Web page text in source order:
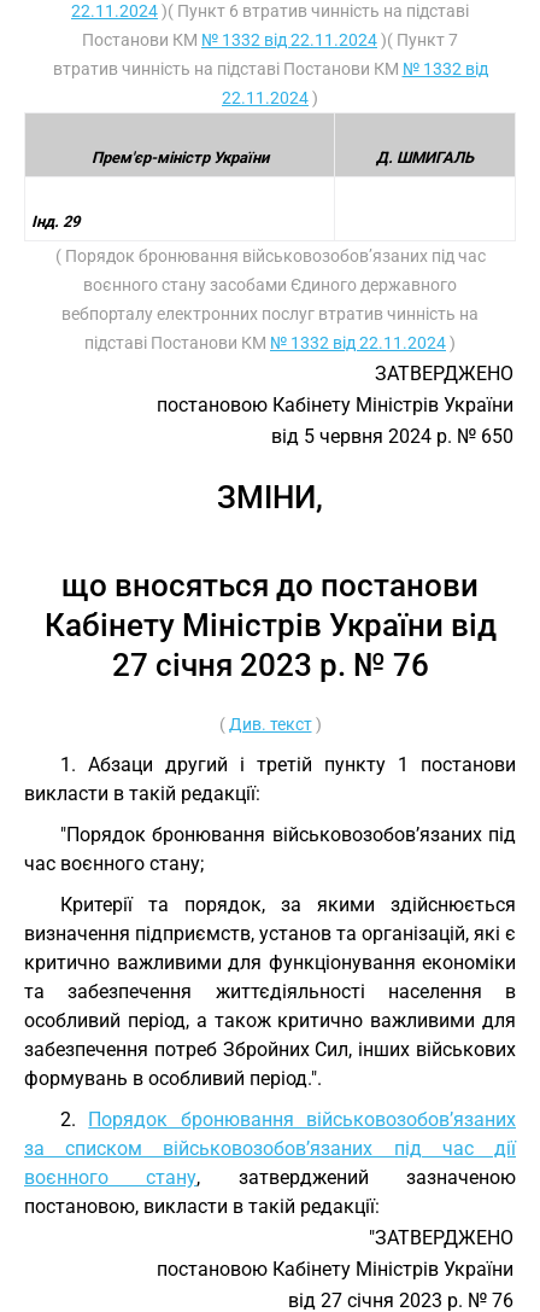
22.11.2024)( Пункт 6 втратив чинність на підставі
Постанови КМ № 1332 від 22.11.2024)( Пункт 7
втратив чинність на підставі Постанови КМ № 1332 від
22.11.2024)
Прем'єр-міністр України Д. ШМИГАЛЬ
Інд. 29
( Порядок бронювання військовозобов’язаних під час
воєнного стану засобами Єдиного державного
вебпорталу електронних послуг втратив чинність на
підставі Постанови КМ № 1332 від 22.11.2024)
ЗАТВЕРДЖЕНО
постановою Кабінету Міністрів України
від 5 червня 2024 р. № 650
ЗМІНИ,
що вносяться до постанови
Кабінету Міністрів України від
27 січня 2023 р. № 76
( Див. текст)
1. Абзаци другий і третій пункту 1 постанови
викласти в такій редакції:
"Порядок бронювання військовозобов’язаних під
час воєнного стану;
Критерії та порядок, за якими здійснюється
визначення підприємств, установ та організацій, які є
критично важливими для функціонування економіки
та забезпечення життєдіяльності населення в
особливий період, а також критично важливими для
забезпечення потреб Збройних Сил, інших військових
формувань в особливий період.".
2. Порядок бронювання військовозобов’язаних
за списком військовозобов’язаних під час дії
воєнного стану, затверджений зазначеною
постановою, викласти в такій редакції:
"ЗАТВЕРДЖЕНО
постановою Кабінету Міністрів України
від 27 січня 2023 р. № 76